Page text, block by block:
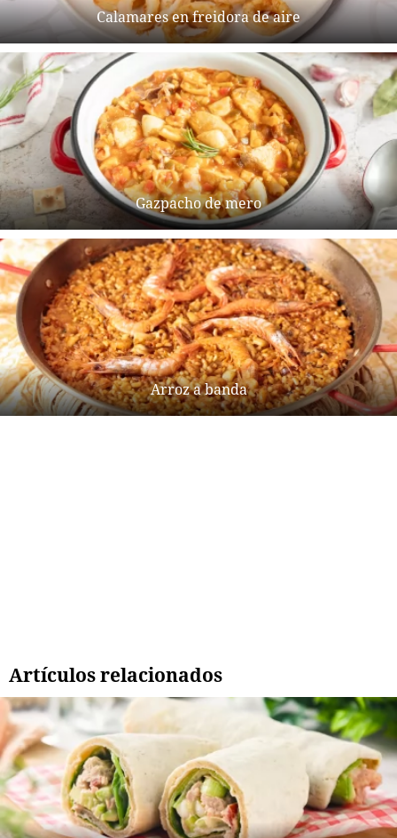
Calamares en freidora de aire
Gazpacho de mero
Arroz a banda
Artículos relacionados